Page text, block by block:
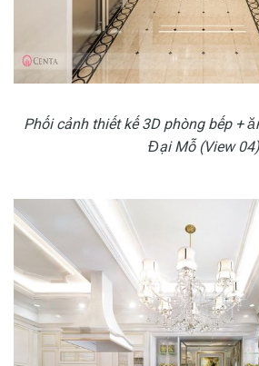
Phối cảnh thiết kế 3D phòng bếp +
Đại Mỗ (View 04)